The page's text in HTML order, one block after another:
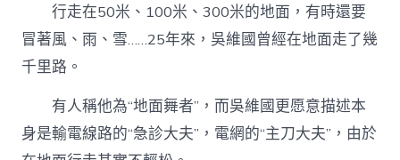
行走在50米、100米、300米的地面，有時還要
冒著風、雨、雪……25年來，吳維國曾經在地面走了幾
千里路。
有人稱他為“地面舞者”，而吳維國更愿意描述本
身是輸電線路的“急診大夫”，電網的“主刀大夫”，由於